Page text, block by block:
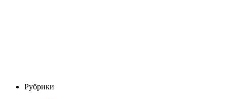
Рубрики